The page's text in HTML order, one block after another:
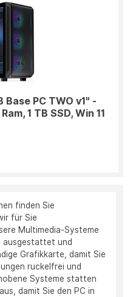
Base PC TWO v1" -
1 TB SSD, Win 11
finden Sie
für Sie
Multimedia-Systeme
ausgestattet und
Grafikkarte, damit Sie
ruckelfrei und
Systeme statten
damit Sie den PC in